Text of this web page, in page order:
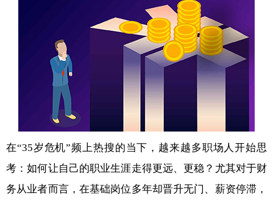
在“35岁危机”频上热搜的当下，越来越多职场人开始思
考：如何让自己的职业生涯走得更远、更稳？尤其对于财
务从业者而言，在基础岗位多年却晋升无门、薪资停滞，